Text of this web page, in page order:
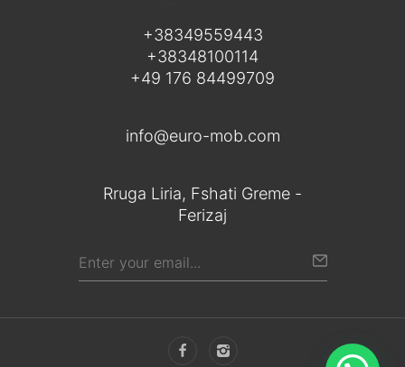
+38349559443
+38348100114
+49 176 84499709
info@euro-mob.com
Rruga Liria, Fshati Greme -
Ferizaj